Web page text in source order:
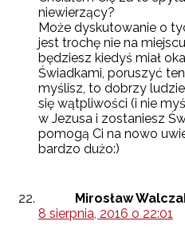
niewierzący?
Może dyskutowanie o
jest trochę nie na
będziesz kiedyś miał
Świadkami, poruszyć
myślisz, to dobrzy
się wątpliwości (i nie
w Jezusa i zostaniesz
pomogą Ci na nowo
bardzo dużo:)
Mirosław
8 sierpnia, 2016 o 22:01